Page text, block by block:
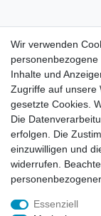
Wir verwenden
Inhalte und
Zugriffe auf unsere
gesetzte Cookies.
Die
erfolgen. Die
einzuwilligen und
widerrufen.
Essenziell